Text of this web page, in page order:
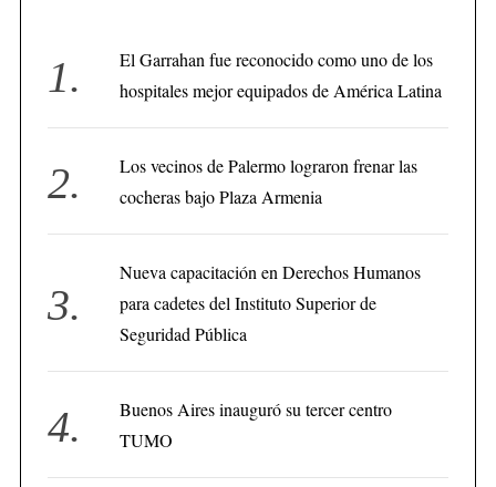
El Garrahan fue reconocido como uno de los
hospitales mejor equipados de América Latina
Los vecinos de Palermo lograron frenar las
cocheras bajo Plaza Armenia
Nueva capacitación en Derechos Humanos
para cadetes del Instituto Superior de
Seguridad Pública
Buenos Aires inauguró su tercer centro
TUMO